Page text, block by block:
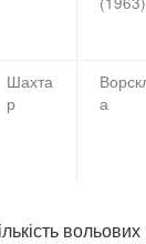
Шахта
р
а